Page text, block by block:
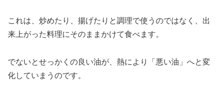
これは、炒めたり、揚げたりと調理で使うのではなく、出
来上がった料理にそのままかけて食べます。
でないとせっかくの良い油が、熱により「悪い油」へと変
化していまうのです。